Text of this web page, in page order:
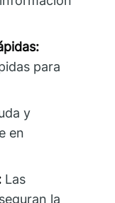
para
y
en
Las
la